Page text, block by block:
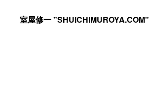
室屋修一 "SHUICHIMUROYA.COM"